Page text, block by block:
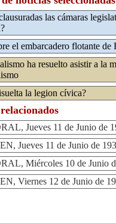
las cámaras
el embarcadero flotante de
ha resuelto asistir a la
la legion cívica?
Jueves 11 de Junio de
Jueves 11 de Junio de
Miércoles 10 de Junio
Viernes 12 de Junio de